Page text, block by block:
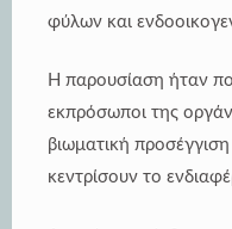
φύλων και
Η παρουσίαση ήταν
εκπρόσωποι της
βιωματική
κεντρίσουν το